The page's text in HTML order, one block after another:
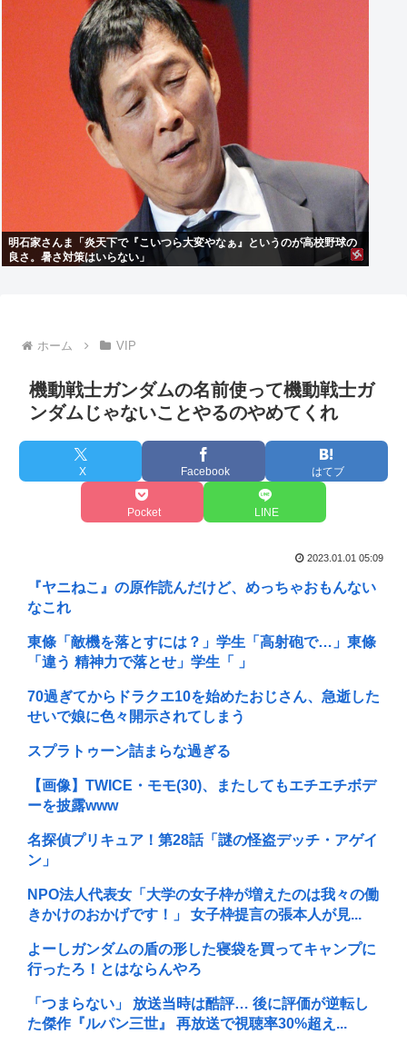
明石家さんま「炎天下で『こいつら大変やなぁ』というのが高校野球の
良さ。暑さ対策はいらない」
ホーム VIP
機動戦士ガンダムの名前使って機動戦士ガ
ンダムじゃないことやるのやめてくれ
X Facebook はてブ
Pocket LINE
2023.01.01 05:09
『ヤニねこ』の原作読んだけど、めっちゃおもんない
なこれ
東條「敵機を落とすには？」学生「高射砲で…」東條
「違う 精神力で落とせ」学生「 」
70過ぎてからドラクエ10を始めたおじさん、急逝した
せいで娘に色々開示されてしまう
スプラトゥーン詰まらな過ぎる
【画像】TWICE・モモ(30)、またしてもエチエチボデ
ーを披露www
名探偵プリキュア！第28話「謎の怪盗デッチ・アゲイ
ン」
NPO法人代表女「大学の女子枠が増えたのは我々の働
きかけのおかげです！」 女子枠提言の張本人が見...
よーしガンダムの盾の形した寝袋を買ってキャンプに
行ったろ！とはならんやろ
「つまらない」 放送当時は酷評… 後に評価が逆転し
た傑作『ルパン三世』 再放送で視聴率30%超え...